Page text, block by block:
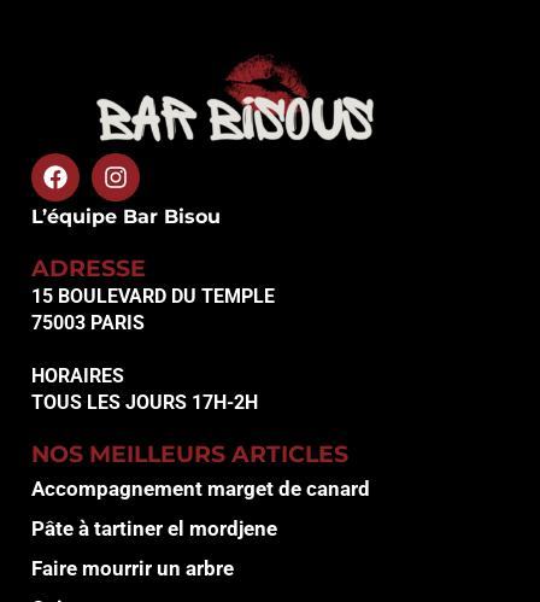
L’équipe Bar Bisou
ADRESSE
15 BOULEVARD DU TEMPLE
75003 PARIS
HORAIRES
TOUS LES JOURS 17H-2H
NOS MEILLEURS ARTICLES
Accompagnement marget de canard
Pâte à tartiner el mordjene
Faire mourrir un arbre